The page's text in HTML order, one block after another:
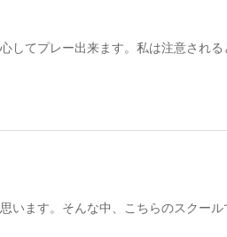
してプレー出来ます。私は注意され
います。そんな中、こちらのスクー